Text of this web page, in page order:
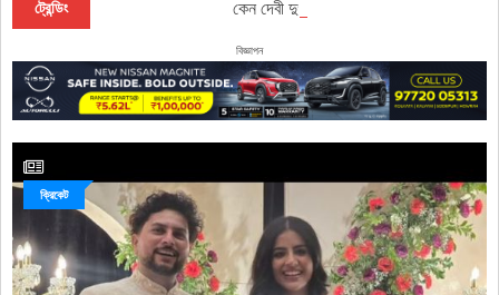
ট্রেন্ডিং কেন দেবী দুর্গা বারাণসীতে চিরকাল অধিষ্ঠান
বিজ্ঞাপন
ক্রিকেট